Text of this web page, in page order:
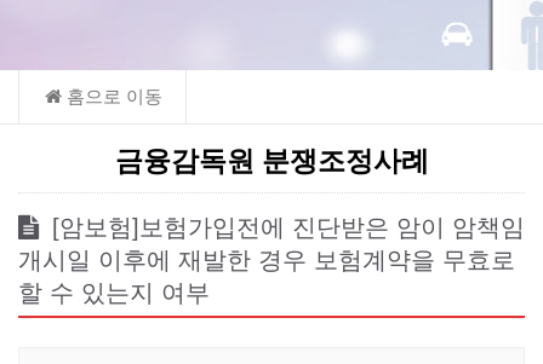
금융감독원 분쟁조정사례
[암보험]보험가입전에 진단받은 암이 암책임
개시일 이후에 재발한 경우 보험계약을 무효로
할 수 있는지 여부